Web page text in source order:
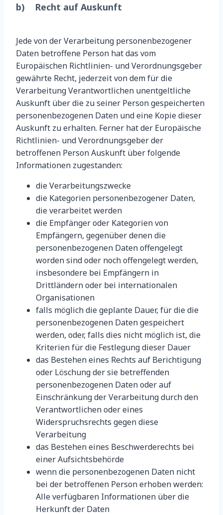
b) Recht auf Auskunft
Jede von der Verarbeitung personenbezogener
Daten betroffene Person hat das vom
Europäischen Richtlinien- und Verordnungsgeber
gewährte Recht, jederzeit von dem für die
Verarbeitung Verantwortlichen unentgeltliche
Auskunft über die zu seiner Person gespeicherten
personenbezogenen Daten und eine Kopie dieser
Auskunft zu erhalten. Ferner hat der Europäische
Richtlinien- und Verordnungsgeber der
betroffenen Person Auskunft über folgende
Informationen zugestanden:
die Verarbeitungszwecke
die Kategorien personenbezogener Daten,
die verarbeitet werden
die Empfänger oder Kategorien von
Empfängern, gegenüber denen die
personenbezogenen Daten offengelegt
worden sind oder noch offengelegt werden,
insbesondere bei Empfängern in
Drittländern oder bei internationalen
Organisationen
falls möglich die geplante Dauer, für die die
personenbezogenen Daten gespeichert
werden, oder, falls dies nicht möglich ist, die
Kriterien für die Festlegung dieser Dauer
das Bestehen eines Rechts auf Berichtigung
oder Löschung der sie betreffenden
personenbezogenen Daten oder auf
Einschränkung der Verarbeitung durch den
Verantwortlichen oder eines
Widerspruchsrechts gegen diese
Verarbeitung
das Bestehen eines Beschwerderechts bei
einer Aufsichtsbehörde
wenn die personenbezogenen Daten nicht
bei der betroffenen Person erhoben werden:
Alle verfügbaren Informationen über die
Herkunft der Daten